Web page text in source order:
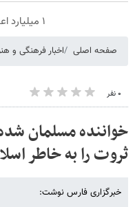
۱ میلیارد اعتبار خرید طلا | بدون ضامن و چک
صفحه اصلی اخبار فرهنگی و
۰ نفر
خواننده مسلمان
ثروت را به خاطر
خبرگزاری فارس نوشت: